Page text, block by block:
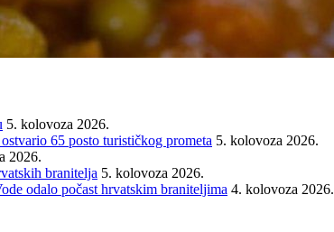
5. kolovoza 2026.
65 posto turističkog prometa 5. kolovoza 2026.
2026.
branitelja 5. kolovoza 2026.
odalo počast hrvatskim braniteljima 4. kolovoza 2026.